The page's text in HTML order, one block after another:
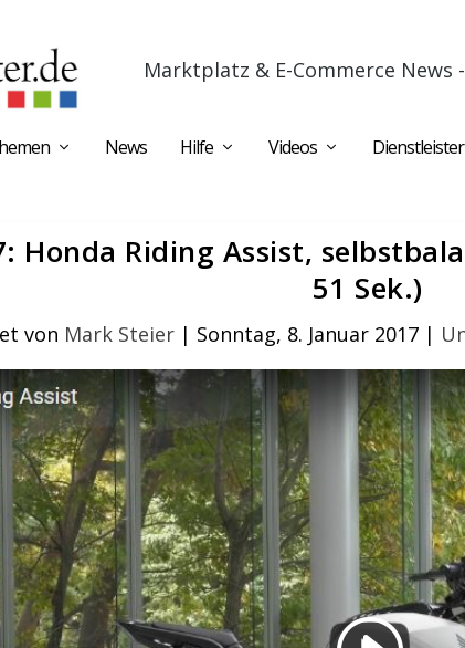
Marktplatz & E-Commerce
News Hilfe Videos Dienstleister
Honda Riding Assist,
51 Sek.)
von Mark Steier| Sonntag, 8. Januar 2017|